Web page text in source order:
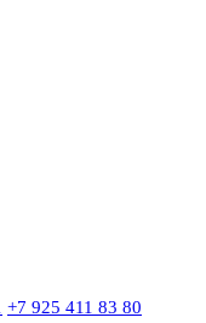
+7 925 411 83 80